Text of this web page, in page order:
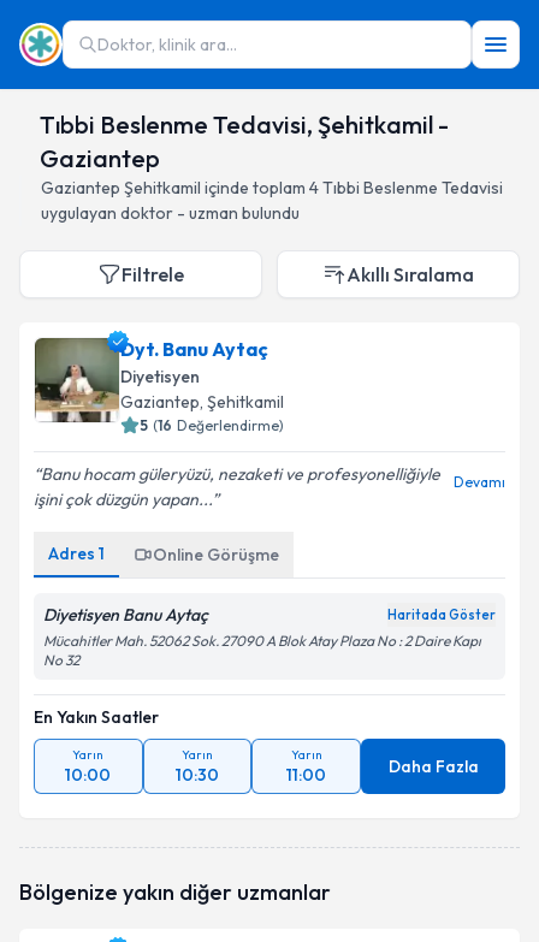
Doktor, klinik ara...
Tıbbi Beslenme Tedavisi, Şehitkamil -
Gaziantep
Gaziantep Şehitkamil içinde toplam 4Tıbbi Beslenme Tedavisi
uygulayan doktor - uzman bulundu
Filtrele Akıllı Sıralama
Dyt. Banu Aytaç
Diyetisyen
Gaziantep, Şehitkamil
5 (16 Değerlendirme)
Banu hocam güleryüzü, nezaketi ve profesyonelliğiyle
işini çok düzgün yapan...
Devamı
Adres 1 Online Görüşme
Diyetisyen Banu Aytaç Haritada Göster
Mücahitler Mah. 52062 Sok. 27090 A Blok Atay Plaza No : 2 Daire Kapı
No 32
En Yakın Saatler
Yarın
10:00
Yarın
10:30
Yarın
11:00 Daha Fazla
Bölgenize yakın diğer uzmanlar